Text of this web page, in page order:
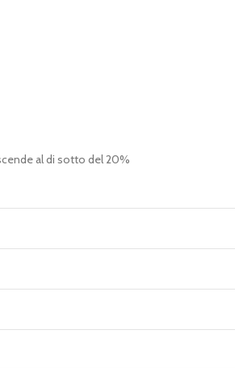
al di sotto del 20%